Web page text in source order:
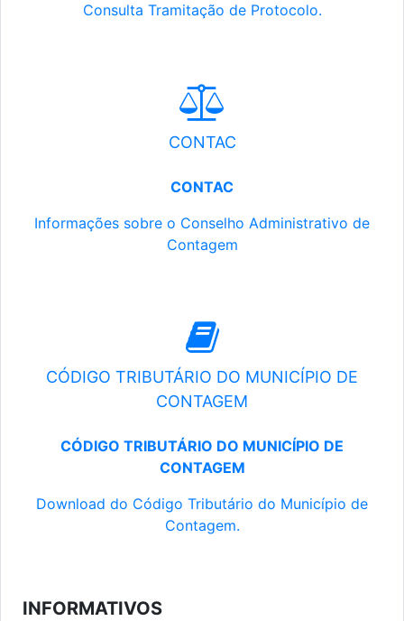
Consulta Tramitação de Protocolo.
CONTAC
CONTAC
Informações sobre o Conselho Administrativo de
Contagem
CÓDIGO TRIBUTÁRIO DO MUNICÍPIO DE
CONTAGEM
CÓDIGO TRIBUTÁRIO DO MUNICÍPIO DE
CONTAGEM
Download do Código Tributário do Município de
Contagem.
INFORMATIVOS